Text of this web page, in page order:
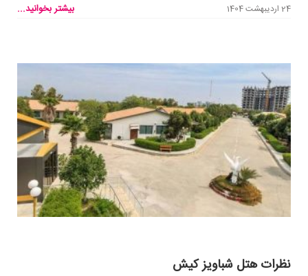
24 اردیبهشت 1404 بیشتر بخوانید...
نظرات هتل شباویز کیش